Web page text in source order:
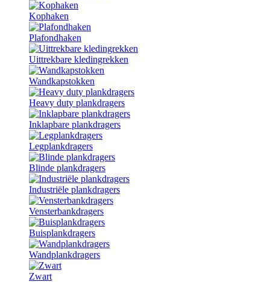
Kophaken
Plafondhaken
Uittrekbare kledingrekken
Wandkapstokken
Heavy duty plankdragers
Inklapbare plankdragers
Legplankdragers
Blinde plankdragers
Industriële plankdragers
Vensterbankdragers
Buisplankdragers
Wandplankdragers
Zwart